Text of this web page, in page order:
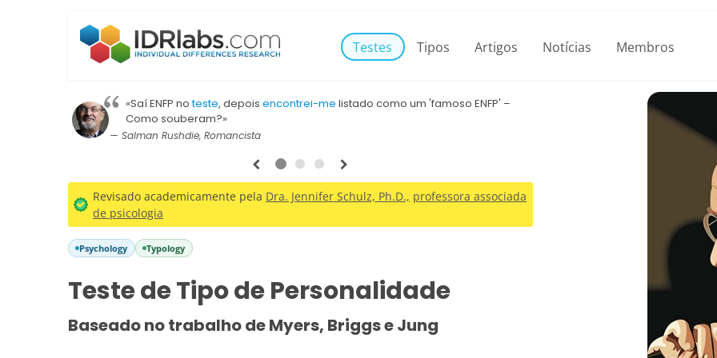
Testes Tipos Artigos Notícias Membros
«Saí ENFP noteste, depois encontrei-me listado como um 'famoso ENFP' –
Como souberam?»
— Salman Rushdie, Romancista
trabalho sobre Jung
trabalho interessante
— Richard Noll, Professor
2 3
Revisado academicamente pela Dra. Jennifer Schulz, Ph.D., professora associada
de psicologia
Psychology Typology
Teste de Tipo de Personalidade
Baseado no trabalho de Myers, Briggs e Jung